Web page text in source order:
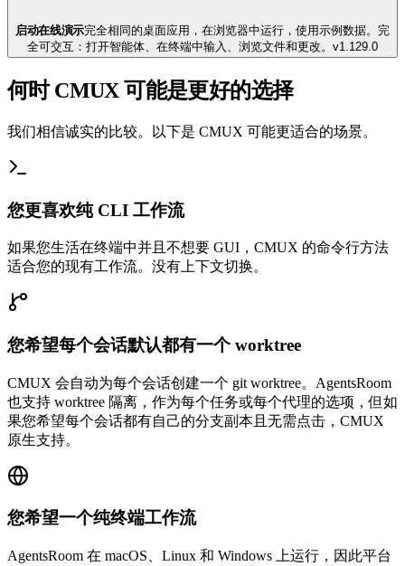
启动在线演示完全相同的桌面应用，在浏览器中运行，使用示例数据。 完
全可交互：打开智能体、在终端中输入、浏览文件和更改。 v1.129.0
何时 CMUX 可能是更好的选择
我们相信诚实的比较。以下是 CMUX 可能更适合的场景。
您更喜欢纯 CLI 工作流
如果您生活在终端中并且不想要 GUI，CMUX 的命令行方法
适合您的现有工作流。没有上下文切换。
您希望每个会话默认都有一个 worktree
CMUX 会自动为每个会话创建一个 git worktree。AgentsRoom
也支持 worktree 隔离，作为每个任务或每个代理的选项，但如
果您希望每个会话都有自己的分支副本且无需点击，CMUX
原生支持。
您希望一个纯终端工作流
AgentsRoom 在 macOS、Linux 和 Windows 上运行，因此平台